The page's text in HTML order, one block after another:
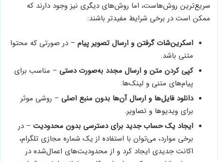
سریع‌ترین روش‌هاست، اما روش‌های دیگری نیز وجود دارند که
ممکن است در برخی شرایط مفیدتر باشند:
اسکرین‌شات گرفتن و ارسال تصویر پیام – در صورتی که محتوا
متنی باشد.
کپی کردن متن و ارسال مجدد به‌صورت دستی – مناسب برای
پیام‌های متنی و لینک‌ها.
دانلود فایل‌ها و ارسال آن‌ها بدون منبع اصلی – روشی موثر
برای ویدیوها و تصاویر.
ایجاد یک حساب جدید برای دسترسی بدون محدودیت – در
برخی موارد، می‌توان با استفاده از یک شماره مجازی تلگرام،
اکانت جدیدی ایجاد کرد و از محدودیت‌های اعمال‌شده در